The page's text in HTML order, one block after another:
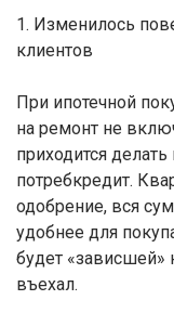
1. Изменилось
клиентов
При ипотечной
на ремонт не
приходится
потребкредит.
одобрение, вся
удобнее для
будет «зависшей»
въехал.